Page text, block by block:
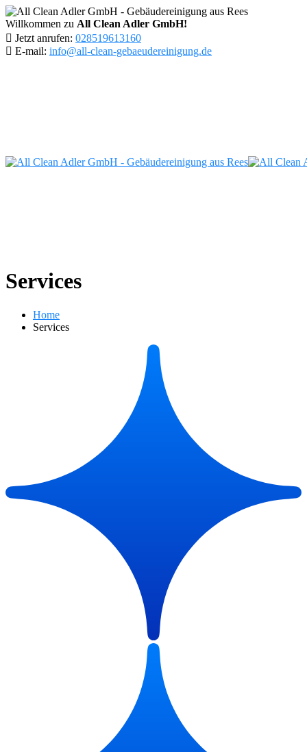
Willkommen zu All Clean Adler GmbH!
Jetzt anrufen: 028519613160
E-mail: info@all-clean-gebaeudereinigung.de
Services
Home
Services